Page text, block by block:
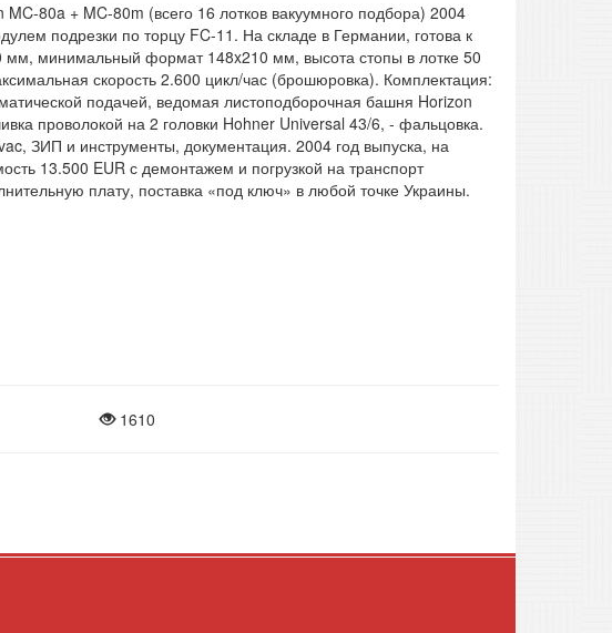
80a + MC-80m (всего 16 лотков вакуумного подбора) 2004
подрезки по торцу FC-11. На складе в Германии, готова к
мм, минимальный формат 148x210 мм, высота стопы в лотке 50
скорость 2.600 цикл/час (брошюровка). Комплектация:
подачей, ведомая листоподборочная башня Horizon
проволокой на 2 головки Hohner Universal 43/6, - фальцовка.
ЗИП и инструменты, документация. 2004 год выпуска, на
13.500 EUR с демонтажем и погрузкой на транспорт
плату, поставка «под ключ» в любой точке Украины.
1610